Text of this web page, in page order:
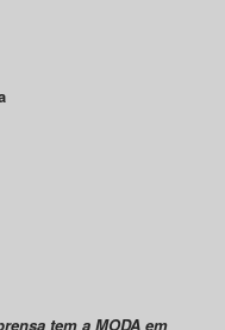
tem a MODA em